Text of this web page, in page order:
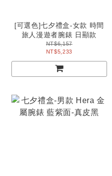
[可選色]七夕禮盒-女款 時間
旅人漫遊者腕錶 日顯款
NT$6,157
NT$5,233